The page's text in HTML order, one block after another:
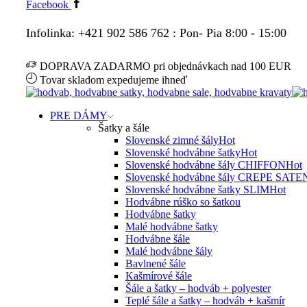
Facebook
Infolinka: +421 902 586 762 : Pon- Pia 8:00 - 15:00
DOPRAVA ZADARMO pri objednávkach nad 100 EUR
Tovar skladom expedujeme ihneď
PRE DÁMY
Šatky a šále
Slovenské zimné šályHot
Slovenské hodvábne šatkyHot
Slovenské hodvábne šály CHIFFONHot
Slovenské hodvábne šály CREPE
Slovenské hodvábne šatky SLIMHot
Hodvábne rúško so šatkou
Hodvábne šatky
Malé hodvábne šatky
Hodvábne šále
Malé hodvábne šály
Bavlnené šále
Kašmírové šále
Šále a šatky – hodváb + polyester
Teplé šále a šatky – hodváb + kašmír